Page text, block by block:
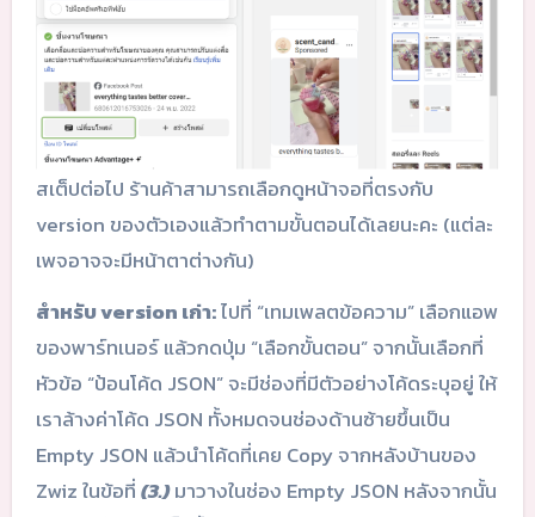
สเต็ปต่อไป ร้านค้าสามารถเลือกดูหน้าจอที่ตรงกับ
version ของตัวเองแล้วทำตามขั้นตอนได้เลยนะคะ (แต่ละ
เพจอาจจะมีหน้าตาต่างกัน)
สำหรับ version เก่า:ไปที่ “เทมเพลตข้อความ” เลือกแอพ
ของพาร์ทเนอร์ แล้วกดปุ่ม “เลือกขั้นตอน” จากนั้นเลือกที่
หัวข้อ “ป้อนโค้ด JSON” จะมีช่องที่มีตัวอย่างโค้ดระบุอยู่ ให้
เราล้างค่าโค้ด JSON ทั้งหมดจนช่องด้านซ้ายขึ้นเป็น
Empty JSON แล้วนำโค้ดที่เคย Copy จากหลังบ้านของ
Zwiz ในข้อที่(3.)มาวางในช่อง Empty JSON หลังจากนั้น